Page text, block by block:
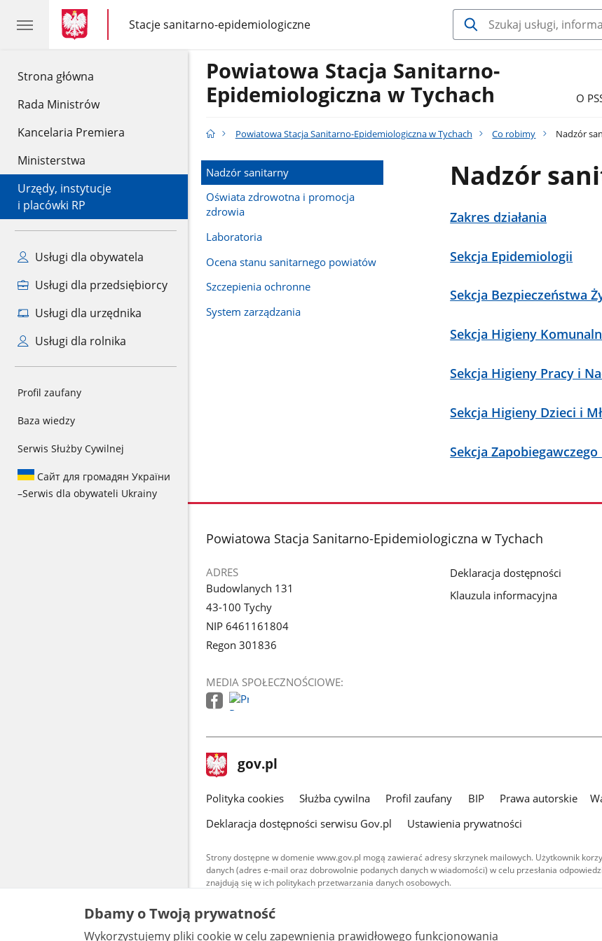
Strona główna
Rada Ministrów
Kancelaria Premiera
Ministerstwa
Urzędy, instytucje
i placówki RP
Usługi dla obywatela
Usługi dla przedsiębiorcy
Usługi dla urzędnika
Usługi dla rolnika
Profil zaufany
Baza wiedzy
Serwis Służby Cywilnej
Сайт для громадян України
–Serwis dla obywateli Ukrainy
gov.pl
gov.pl
Stacje sanitarno-epidemiologiczne
gov.pl
Stacje
sanitarno-
epidemiologiczne
Powiatowa Stacja Sanitarno-
Epidemiologiczna w Tychach
O
Powiatowa Stacja Sanitarno-Epidemiologiczna w Tychach Co robimy Nadzór
Nadzór sanitarny
Oświata zdrowotna i promocja
zdrowia
Laboratoria
Ocena stanu sanitarnego powiatów
Szczepienia ochronne
System zarządzania
Nadzór
Zakres działania
Sekcja Epidemiologii
Sekcja Bezpieczeństwa
Sekcja Higieny
Sekcja Higieny Pracy i
Sekcja Higieny Dzieci i
Sekcja
stopka
Powiatowa Stacja Sanitarno-Epidemiologiczna w Tychach
ADRES
Budowlanych 131
43-100 Tychy
NIP 6461161804
Regon 301836
MEDIA SPOŁECZNOŚCIOWE:
Deklaracja dostępności
Klauzula informacyjna
stopka
gov.pl Strona
gov.pl
gov.pl
Polityka cookies Służba cywilna Profil zaufany BIP Prawa autorskie
Deklaracja dostępności serwisu Gov.pl
Ustawienia prywatności
Strony dostępne w domenie www.gov.pl mogą zawierać adresy skrzynek mailowych. Użytkownik
danych (adres e-mail oraz dobrowolnie podanych danych w wiadomości) w celu przesłania
znajdują się w ich politykach przetwarzania danych osobowych.
Treści tekstowe publikowane w serwisie (z wyłączeniem treści audiowizualnych), są
udostępniane na licencji typu Creative Commons: uznanie autorstwa - na tych samych
warunkach 4.0 (CC BY-SA 4.0). Materiały audiowizualne, w tym zdjęcia, materiały audio i
Dbamy o Twoją prywatność
Wykorzystujemy pliki cookie w celu zapewnienia prawidłowego funkcjonowania